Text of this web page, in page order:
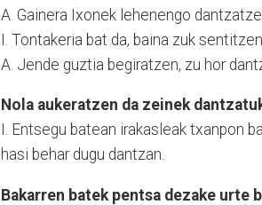
A. Gainera Ixonek lehenengo
I. Tontakeria bat da, baina zuk
A. Jende guztia begiratzen, zu hor
Nola aukeratzen da zeinek
I. Entsegu batean irakasleak txanpon
hasi behar dugu dantzan.
Bakarren batek pentsa dezake urte